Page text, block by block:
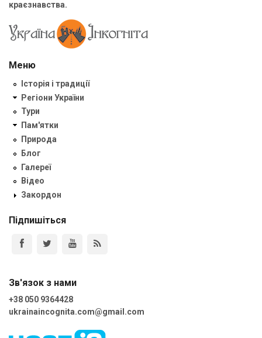
краєзнавства.
Меню
Історія і традиції
Регіони України
Тури
Пам'ятки
Природа
Блог
Галереї
Відео
Закордон
Підпишіться
Зв'язок з нами
+38 050 9364428
ukrainaincognita.com@gmail.com